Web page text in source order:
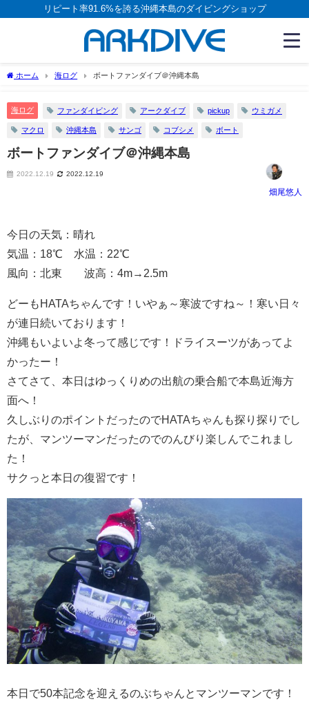
リピート率91.6%を誇る沖縄本島のダイビングショップ
ホーム 海ログ ボートファンダイブ＠沖縄本島
海ログ ファンダイビング アークダイブ pickup ウミガメ
マクロ 沖縄本島 サンゴ コブシメ ボート
ボートファンダイブ＠沖縄本島
2022.12.19 2022.12.19
畑尾悠人
今日の天気：晴れ
気温：18℃ 水温：22℃
風向：北東 波高：4m→2.5m
どーもHATAちゃんです！いやぁ～寒波ですね～！寒い日々
が連日続いております！
沖縄もいよいよ冬って感じです！ドライスーツがあってよ
かったー！
さてさて、本日はゆっくりめの出航の乗合船で本島近海方
面へ！
久しぶりのポイントだったのでHATAちゃんも探り探りでし
たが、マンツーマンだったのでのんびり楽しんでこれまし
た！
サクっと本日の復習です！
本日で50本記念を迎えるのぶちゃんとマンツーマンです！